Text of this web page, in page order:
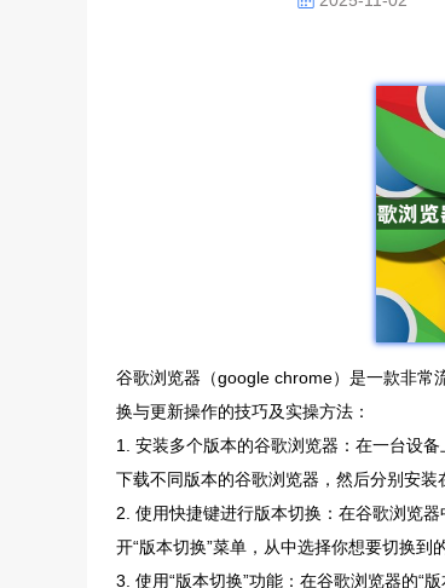
谷歌浏览器（google chrome）是一款非常
换与更新操作的技巧及实操方法：
1. 安装多个版本的谷歌浏览器：在一台设
下载不同版本的谷歌浏览器，然后分别安装
2. 使用快捷键进行版本切换：在谷歌浏览
开“版本切换”菜单，从中选择你想要切换到
3. 使用“版本切换”功能：在谷歌浏览器的“